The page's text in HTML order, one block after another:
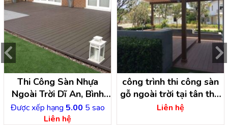
Thi Công Sàn Nhựa
Ngoài Trời Dĩ An, Bình
Dương
Được xếp hạng 5.00 5 sao
Liên hệ
công trình thi công sàn
gỗ ngoài trời tại tân thới
nhị hóc môn- hồ chí minh
Liên hệ